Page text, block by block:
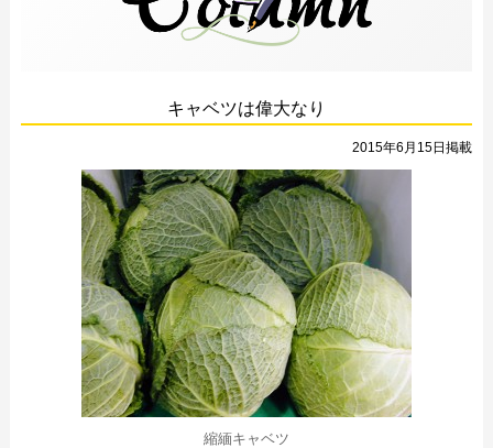
キャベツは偉大なり
2015年6月15日掲載
縮緬キャベツ